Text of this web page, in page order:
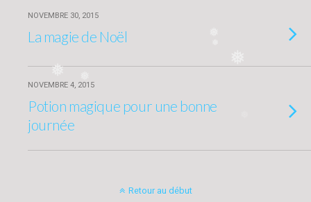
❅
❅
❅
NOVEMBRE 30, 2015
La magie de Noël
NOVEMBRE 4, 2015
Potion magique pour une bonne
journée
Retour au début